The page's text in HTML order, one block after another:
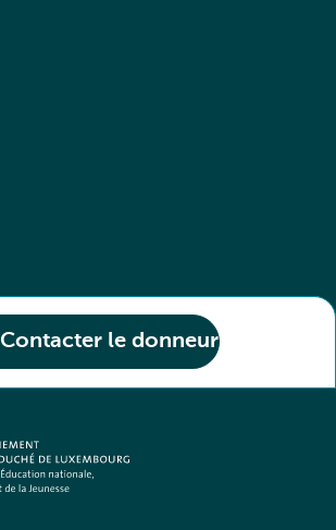
Contacter le donneur